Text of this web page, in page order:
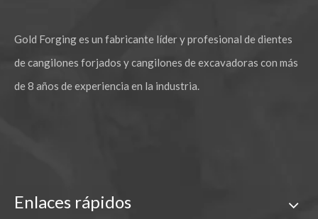
Gold Forging es un fabricante líder y profesional de dientes
de cangilones forjados y cangilones de excavadoras con más
de 8 años de experiencia en la industria.
Enlaces rápidos